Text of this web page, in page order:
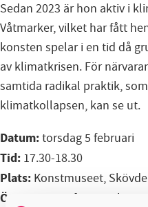
Sedan 2023 är hon aktiv i
Våtmarker, vilket har fått
konsten spelar i en tid då
av klimatkrisen. För
samtida radikal praktik,
klimatkollapsen, kan se ut.
Datum:torsdag 5 februari
Tid: 17.30-18.30
Plats: Konstmuseet,
Övrigt: Ingen föranmälan &